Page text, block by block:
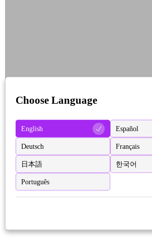
Choose Language
English Español
Deutsch Français
日本語 한국어
Português